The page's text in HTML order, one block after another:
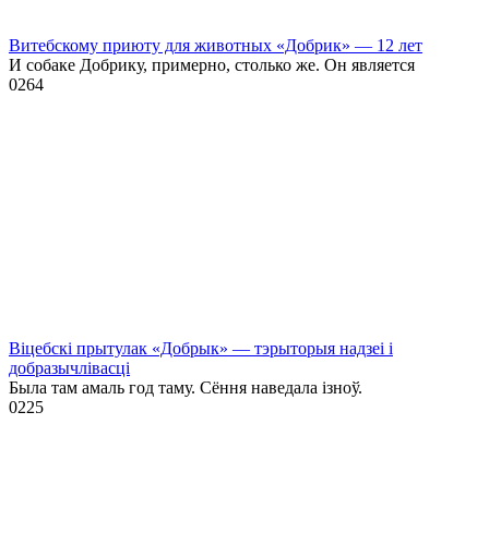
Витебскому приюту для животных «Добрик» — 12 лет
И собаке Добрику, примерно, столько же. Он является
0264
Віцебскі прытулак «‎Добрык»‎ — тэрыторыя надзеі і
добразычлівасці
Была там амаль год таму. Сёння наведала ізноў.
0225